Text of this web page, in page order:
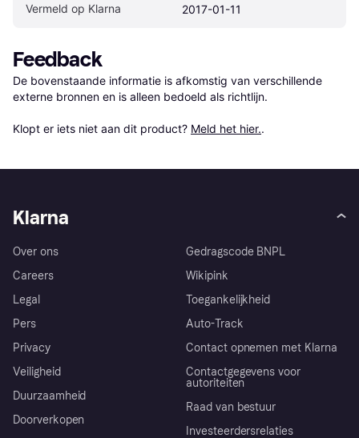
Vermeld op Klarna 2017-01-11
Feedback
De bovenstaande informatie is afkomstig van verschillende
externe bronnen en is alleen bedoeld als richtlijn.
Klopt er iets niet aan dit product? Meld het hier..
Klarna
Over ons
Careers
Legal
Pers
Privacy
Veiligheid
Duurzaamheid
Doorverkopen
Gedragscode BNPL
Wikipink
Toegankelijkheid
Auto-Track
Contact opnemen met Klarna
Contactgegevens voor
autoriteiten
Raad van bestuur
Investeerdersrelaties